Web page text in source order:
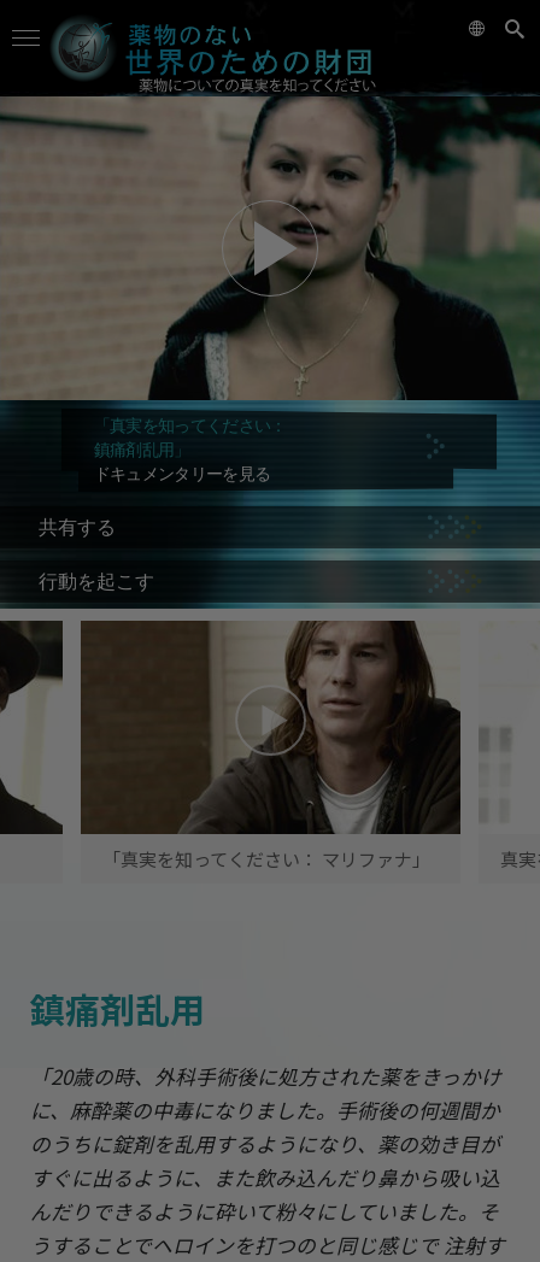
「真実を知ってください：
鎮痛剤乱用」
ドキュメンタリーを見る
共有する
行動を起こす
「真実を知ってください： マリファナ」 真
鎮痛剤乱用
「20歳の時、外科手術後に処方された薬をきっかけ
に、麻酔薬の中毒になりました。手術後の何週間か
のうちに錠剤を乱用するようになり、薬の効き目が
すぐに出るように、また飲み込んだり鼻から吸い込
んだりできるように砕いて粉々にしていました。そ
うすることでヘロインを打つのと同じ感じで 注射す